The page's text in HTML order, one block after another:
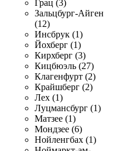
Грац (3)
Зальцбург-Айген
(12)
Инсбрук (1)
Йохберг (1)
Кирхберг (3)
Кицбюэль (27)
Клагенфурт (2)
Крайшберг (2)
Лех (1)
Луцмансбург (1)
Матзее (1)
Мондзее (6)
Нойленгбах (1)